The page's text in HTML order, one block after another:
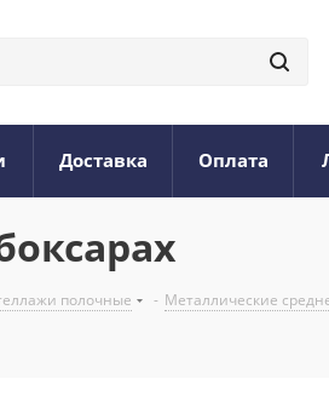
Доставка Оплата
полочные - Металлические